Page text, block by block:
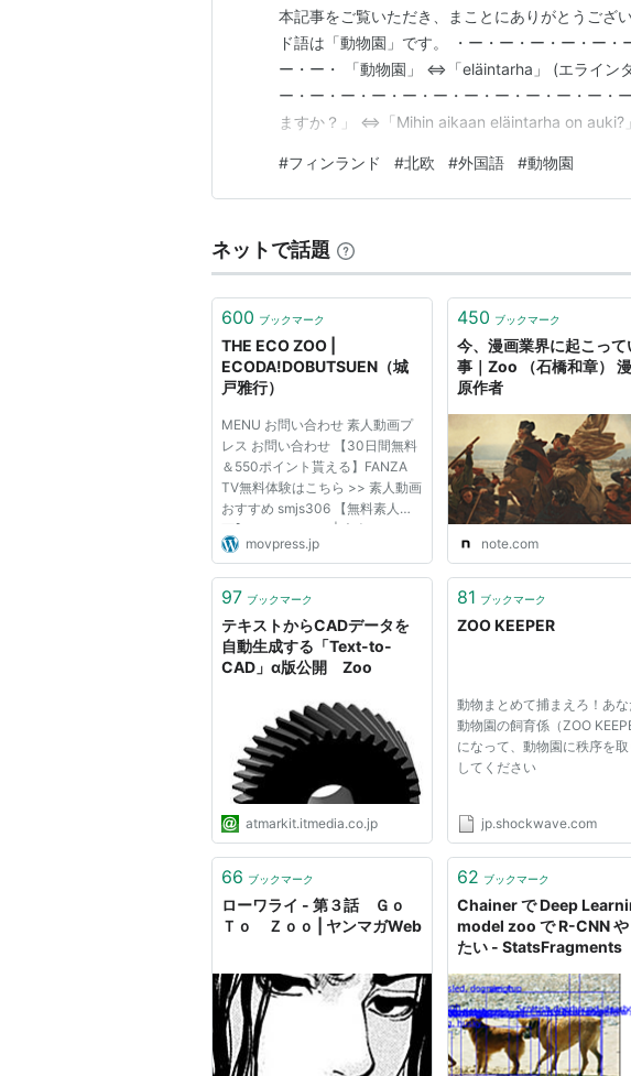
本記事をご覧いただき、まことにありがとうござ
ド語は「動物園」です。 ・ー・ー・ー・ー・ー・
ー・ー・ 「動物園」 ⇔「eläintarha」 (エライン
ー・ー・ー・ー・ー・ー・ー・ー・ー・ー・ー・
ますか？」 ⇔「Mihin aikaan eläintarha on auki?
ー・ー・ー・ー・ー・ー・ー・ー・ー・ …
#フィンランド #北欧 #外国語 #動物園
ネットで話題
600 ブックマーク
THE ECO ZOO |
ECODA!DOBUTSUEN（城
戸雅行）
MENU お問い合わせ 素人動画プ
レス お問い合わせ 【30日間無料
＆550ポイント貰える】FANZA
TV無料体験はこちら >> 素人動画
おすすめ smjs306 【無料素人動
画】 いつはちゃん | 素人ムクム
ク-職- 素人動画おすすめ
ちゃん | 素人ムクムク 素人動画お
画】 こはる...
movpress.jp
450 ブックマーク
今、漫画業界に起こって
事｜Zoo （石橋和章）
原作者
note.com
97 ブックマーク
テキストからCADデータを
自動生成する「Text-to-
CAD」α版公開 Zoo
atmarkit.itmedia.co.jp
81 ブックマーク
ZOO KEEPER
動物まとめて捕まえろ！あな
動物園の飼育係（ZOO
になって、動物園に秩序を取
してください
jp.shockwave.com
66 ブックマーク
ローワライ - 第３話 Ｇｏ
Ｔｏ Ｚｏｏ | ヤンマガWeb
62 ブックマーク
Chainer で Deep
model zoo で R-CNN や
たい - StatsFragments